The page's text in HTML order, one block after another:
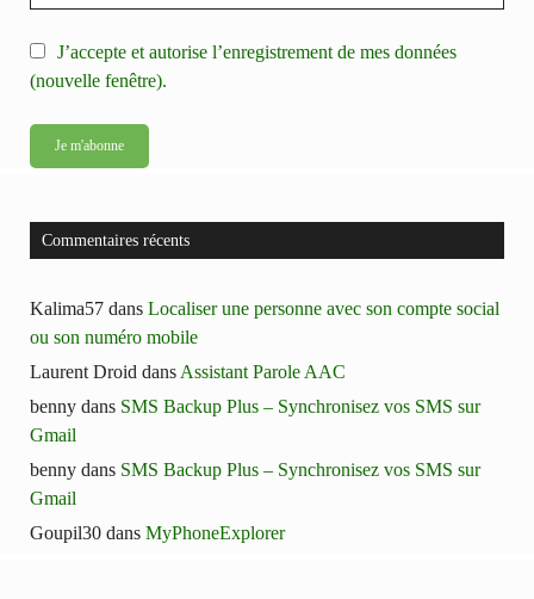
J’accepte et autorise l’enregistrement de mes données
(nouvelle fenêtre).
Commentaires récents
Kalima57 dans Localiser une personne avec son compte social
ou son numéro mobile
Laurent Droid dans Assistant Parole AAC
benny dans SMS Backup Plus – Synchronisez vos SMS sur
Gmail
benny dans SMS Backup Plus – Synchronisez vos SMS sur
Gmail
Goupil30 dans MyPhoneExplorer